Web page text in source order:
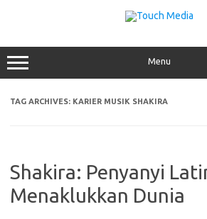
Menu
TAG ARCHIVES: KARIER MUSIK SHAKIRA
Shakira: Penyanyi
Menaklukkan Dunia